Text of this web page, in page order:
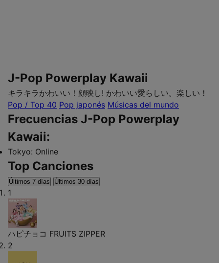
J-Pop Powerplay Kawaii
キラキラかわいい！顔映し! かわいい愛らしい。楽しい！
Pop / Top 40 Pop japonés Músicas del mundo
Frecuencias J-Pop Powerplay
Kawaii:
Tokyo: Online
Top Canciones
Últimos 7 días Últimos 30 días
1
ハピチョコ FRUITS ZIPPER
2